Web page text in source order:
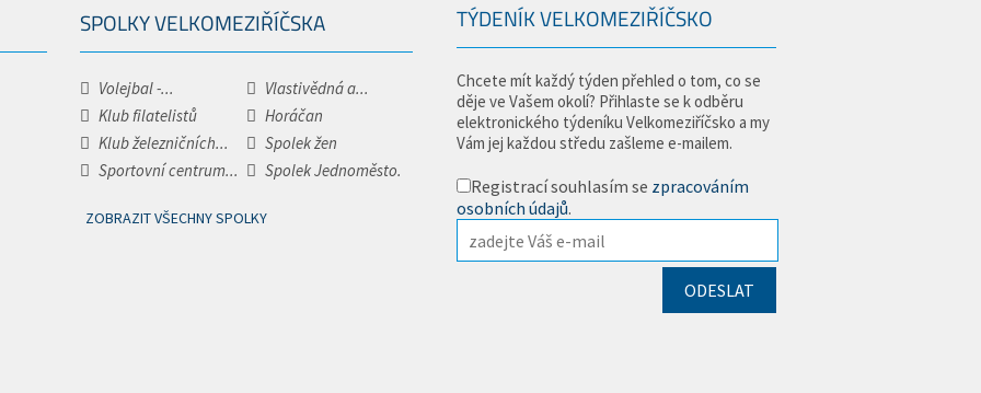
SPOLKY VELKOMEZIŘÍČSKA
Volejbal -...
Vlastivědná a...
Klub filatelistů
Horáčan
Klub železničních...
Spolek žen
Sportovní centrum...
Spolek Jednoměsto.
ZOBRAZIT VŠECHNY SPOLKY
TÝDENÍK VELKOMEZIŘÍČSKO
Chcete mít každý týden přehled o tom, co se
děje ve Vašem okolí? Přihlaste se k odběru
elektronického týdeníku Velkomeziříčsko a my
Vám jej každou středu zašleme e-mailem.
Registrací souhlasím se zpracováním
osobních údajů.